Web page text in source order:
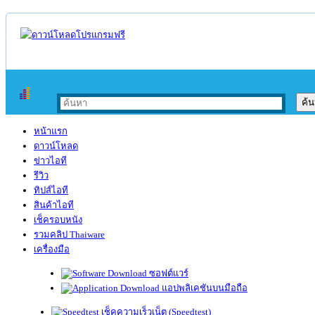
หน้าแรก
ดาวน์โหลด
ข่าวไอที
รีวิว
ทิปส์ไอที
สินค้าไอที
เช็ครอบหนัง
รวมคลิป Thaiware
เครื่องมือ
ซอฟต์แวร์
แอปพลิเคชันบนมือถือ
เช็คความเร็วเน็ต (Speedtest)